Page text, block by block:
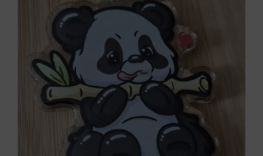
être
choisies
sur
page
du
produit